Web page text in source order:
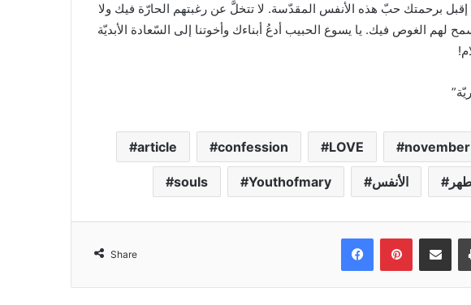
إقبل برحمتك حبّ هذه الأنفس المقدّسة. لا تتخلَّ عن رغبتهم الحارّة فيك ولا
لهم الغوص فيك. يا يسوع الحبيب أدعُ أبناءك وأخوتنا إلى السّعادة الأبديّة
article confession LOVE november
souls Youthofmary الأنفس
Share
FacebookPinterestShare via